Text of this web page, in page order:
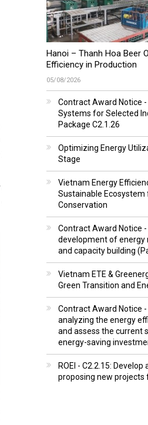
Hanoi – Thanh Hoa Beer
Efficiency in Production
05/08/2026
Contract Award Notice
Systems for Selected
Package C2.1.26
Optimizing Energy
Stage
Vietnam Energy
Sustainable Ecosystem
Conservation
Contract Award Notice
development of
and capacity building
Vietnam ETE &
Green Transition and
Contract Award Notice
analyzing the energy
and assess the current
energy-saving
ROEI - C2.2.15:
proposing new projects